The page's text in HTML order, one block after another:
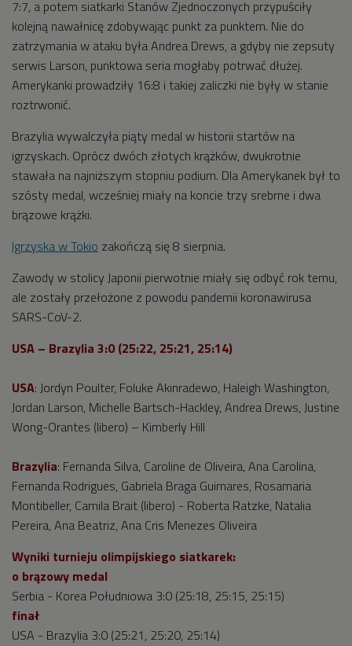
7:7, a potem siatkarki Stanów Zjednoczonych przypuściły
kolejną nawałnicę zdobywając punkt za punktem. Nie do
zatrzymania w ataku była Andrea Drews, a gdyby nie zepsuty
serwis Larson, punktowa seria mogłaby potrwać dłużej.
Amerykanki prowadziły 16:8 i takiej zaliczki nie były w stanie
roztrwonić.
Brazylia wywalczyła piąty medal w historii startów na
igrzyskach. Oprócz dwóch złotych krążków, dwukrotnie
stawała na najniższym stopniu podium. Dla Amerykanek był to
szósty medal, wcześniej miały na koncie trzy srebrne i dwa
brązowe krążki.
Igrzyska w Tokio zakończą się 8 sierpnia.
Zawody w stolicy Japonii pierwotnie miały się odbyć rok temu,
ale zostały przełożone z powodu pandemii koronawirusa
SARS-CoV-2.
USA – Brazylia 3:0 (25:22, 25:21, 25:14)
USA: Jordyn Poulter, Foluke Akinradewo, Haleigh Washington,
Jordan Larson, Michelle Bartsch-Hackley, Andrea Drews, Justine
Wong-Orantes (libero) – Kimberly Hill
Brazylia: Fernanda Silva, Caroline de Oliveira, Ana Carolina,
Fernanda Rodrigues, Gabriela Braga Guimares, Rosamaria
Montibeller, Camila Brait (libero) - Roberta Ratzke, Natalia
Pereira, Ana Beatriz, Ana Cris Menezes Oliveira
Wyniki turnieju olimpijskiego siatkarek:
o brązowy medal
Serbia - Korea Południowa 3:0 (25:18, 25:15, 25:15)
finał
USA - Brazylia 3:0 (25:21, 25:20, 25:14)